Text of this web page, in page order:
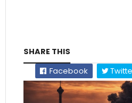
SHARE THIS
Facebook